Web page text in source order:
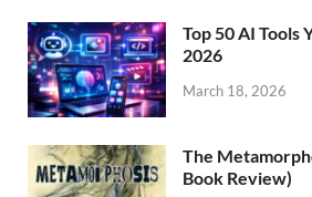
Top 50 AI Tools
2026
March 18, 2026
The
Book Review)